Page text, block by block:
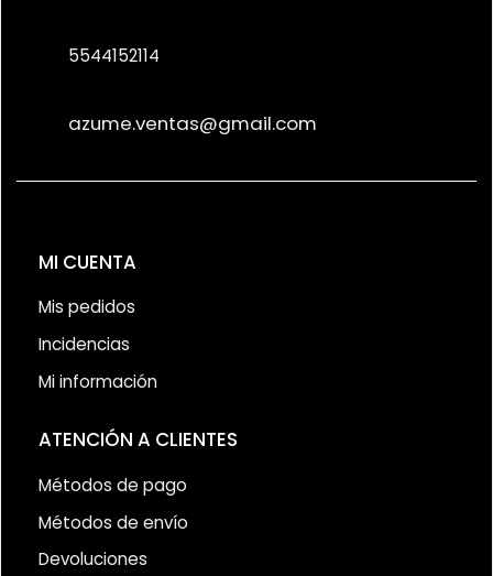
5544152114
azume.ventas@gmail.com
MI CUENTA
Mis pedidos
Incidencias
Mi información
ATENCIÓN A CLIENTES
Métodos de pago
Métodos de envío
Devoluciones